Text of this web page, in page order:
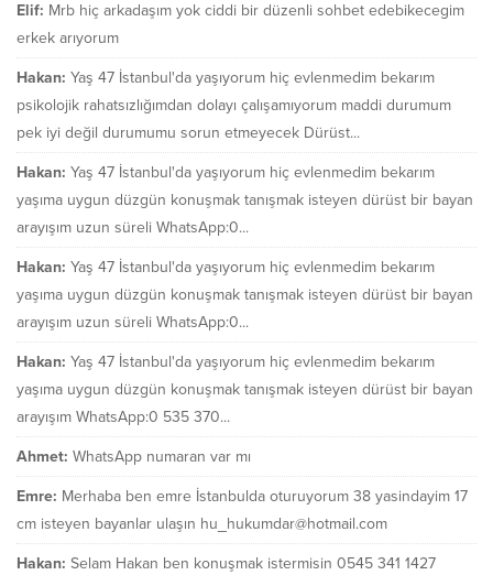
Elif: Mrb hiç arkadaşım yok ciddi bir düzenli sohbet edebikecegim
erkek arıyorum
Hakan: Yaş 47 İstanbul'da yaşıyorum hiç evlenmedim bekarım
psikolojik rahatsızlığımdan dolayı çalışamıyorum maddi durumum
pek iyi değil durumumu sorun etmeyecek Dürüst...
Hakan: Yaş 47 İstanbul'da yaşıyorum hiç evlenmedim bekarım
yaşıma uygun düzgün konuşmak tanışmak isteyen dürüst bir bayan
arayışım uzun süreli WhatsApp:0...
Hakan: Yaş 47 İstanbul'da yaşıyorum hiç evlenmedim bekarım
yaşıma uygun düzgün konuşmak tanışmak isteyen dürüst bir bayan
arayışım uzun süreli WhatsApp:0...
Hakan: Yaş 47 İstanbul'da yaşıyorum hiç evlenmedim bekarım
yaşıma uygun düzgün konuşmak tanışmak isteyen dürüst bir bayan
arayışım WhatsApp:0 535 370...
Ahmet: WhatsApp numaran var mı
Emre: Merhaba ben emre İstanbulda oturuyorum 38 yasindayim 17
cm isteyen bayanlar ulaşın hu_hukumdar@hotmail.com
Hakan: Selam Hakan ben konuşmak istermisin 0545 341 1427